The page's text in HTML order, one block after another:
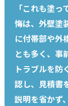
「これも塗
悔は、外壁塗
に付帯部や外
とも多く、事
トラブルを防
認し、見積書
説明を省かず